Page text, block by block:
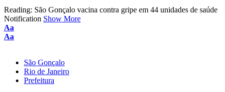
Reading: São Gonçalo vacina contra gripe em 44 unidades de saúde
Notification Show More
Font
Resizer
Aa
Font
Aa
São Gonçalo
Rio de Janeiro
Prefeitura